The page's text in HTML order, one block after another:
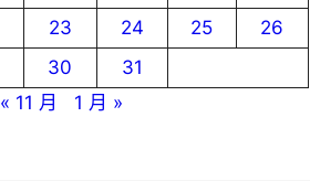
23 24 25
26
30
31
« 11 月
1 月 »